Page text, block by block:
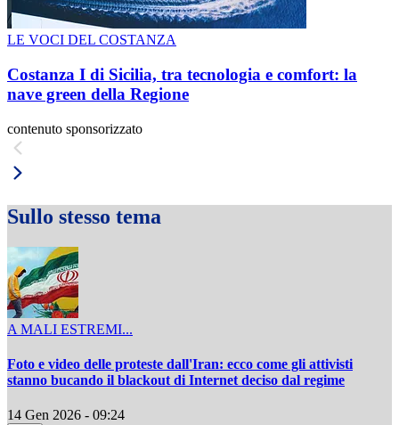
LE VOCI DEL COSTANZA
Costanza I di Sicilia, tra tecnologia e comfort: la
nave green della Regione
contenuto sponsorizzato
Sullo stesso tema
A MALI ESTREMI...
Foto e video delle proteste dall'Iran: ecco come gli attivisti
stanno bucando il blackout di Internet deciso dal regime
14 Gen 2026 - 09:24